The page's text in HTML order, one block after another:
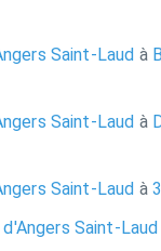
Saint-Laud à
Saint-Laud à
Saint-Laud à
d'Angers Saint-Laud